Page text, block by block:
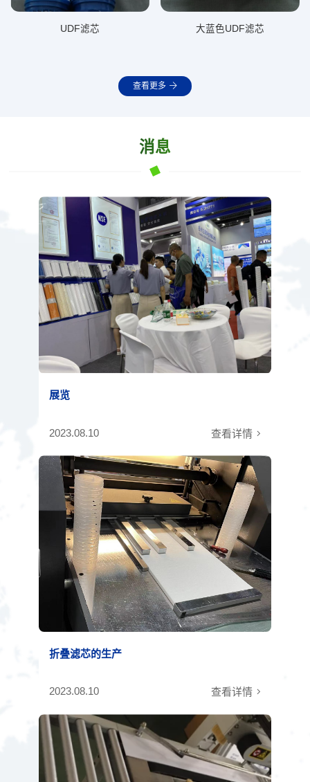
UDF滤芯 大蓝色UDF滤芯
查看更多
消息
展览
2023.08.10 查看详情
折叠滤芯的生产
2023.08.10 查看详情